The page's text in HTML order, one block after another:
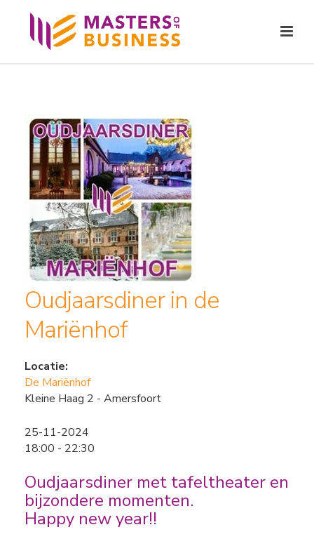
Oudjaarsdiner in de
Mariënhof
Locatie:
De Mariënhof
Kleine Haag 2 - Amersfoort
25-11-2024
18:00 - 22:30
Oudjaarsdiner met tafeltheater en
bijzondere momenten.
Happy new year!!